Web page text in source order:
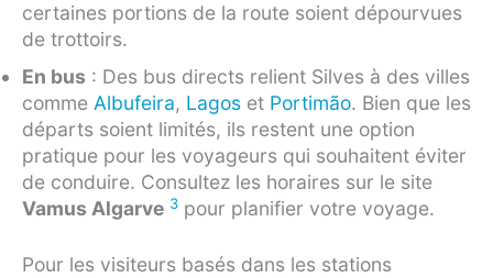
certaines portions de la route soient dépourvues
de trottoirs.
En bus : Des bus directs relient Silves à des villes
comme Albufeira, Lagos et Portimão. Bien que les
départs soient limités, ils restent une option
pratique pour les voyageurs qui souhaitent éviter
de conduire. Consultez les horaires sur le site
Vamus Algarve 3 pour planifier votre voyage.
Pour les visiteurs basés dans les stations